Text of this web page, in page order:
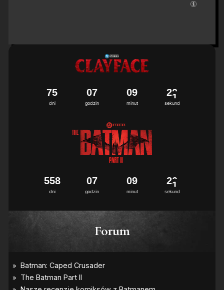
dni
75
godzin
07
minut
09
sekund
20
dni
558
godzin
07
minut
09
sekund
20
Forum